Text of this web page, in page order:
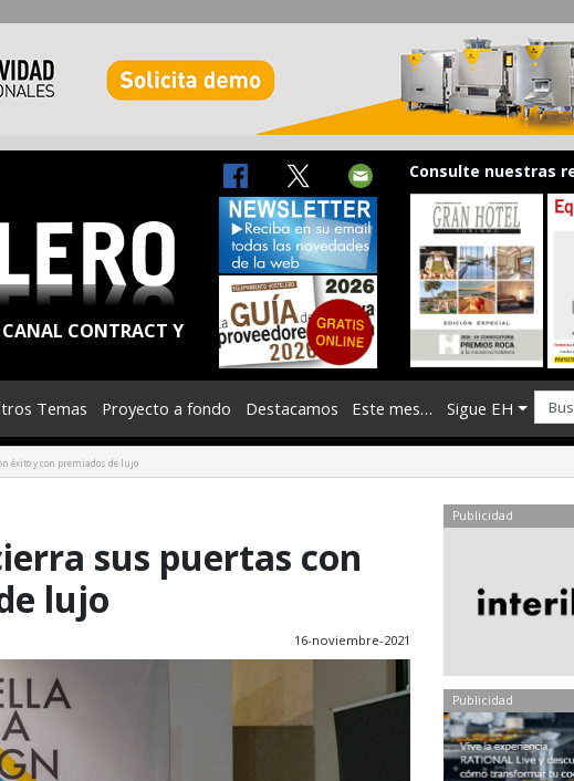
CANAL CONTRACT Y
Consulte nuestras
Temas Proyecto a fondo Destacamos Este mes… Sigue EH
éxito y con premiados de lujo
sus puertas con
lujo
16-noviembre-2021
Publicidad
Publicidad